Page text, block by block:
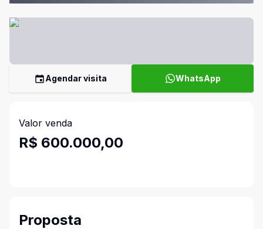
Agendar visita WhatsApp
Valor venda
R$ 600.000,00
Proposta